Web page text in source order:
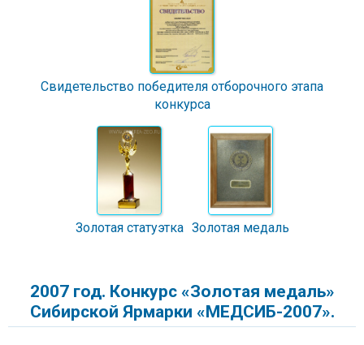
Свидетельство победителя отборочного этапа
конкурса
Золотая статуэтка Золотая медаль
2007 год. Конкурс «Золотая медаль»
Сибирской Ярмарки «МЕДСИБ-2007».